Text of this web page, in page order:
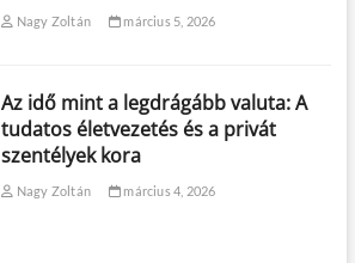
Nagy Zoltán március 5, 2026
Az idő mint a legdrágább valuta: A
tudatos életvezetés és a privát
szentélyek kora
Nagy Zoltán március 4, 2026